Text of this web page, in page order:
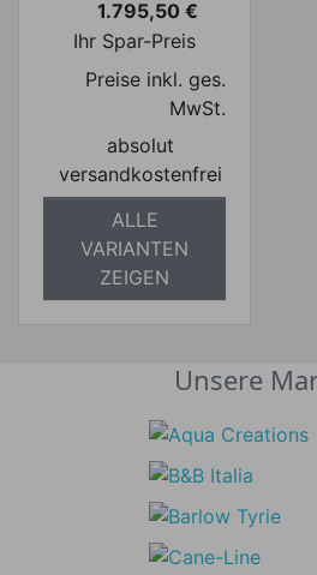
Preis
1.795,50 €
Ihr Spar-Preis
Preise inkl. ges.
MwSt.
absolut
versandkostenfrei
ALLE
VARIANTEN
ZEIGEN
Unsere